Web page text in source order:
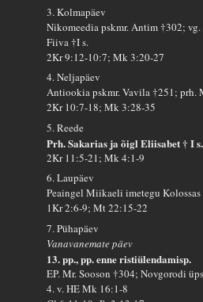
3. Kolmapäev
Nikomeedia pskmr. Antim †302;
Fiiva †I s.
2Kr 9:12-10:7; Mk 3:20-27
4. Neljapäev
Antiookia pskmr. Vavila †251; prh.
2Kr 10:7-18; Mk 3:28-35
5. Reede
Prh. Sakarias ja õigl Eliisabet † I s.
2Kr 11:5-21; Mk 4:1-9
6. Laupäev
Peaingel Miikaeli imetegu Kolossas
1Kr 2:6-9; Mt 22:15-22
7. Pühapäev
Vanavanemate päev
13. pp., pp. enne ristiülendamisp.
EP. Mr. Sooson †304; Novgorodi
4. v. HE Mk 16:1-8